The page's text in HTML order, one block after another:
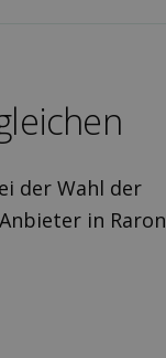
der Wahl der
in Raron